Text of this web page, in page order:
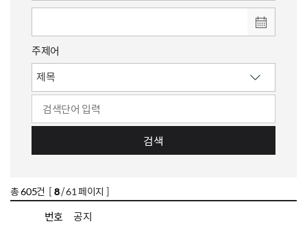
주제어
검색
총605건 [8/ 61 페이지 ]
번호
공지